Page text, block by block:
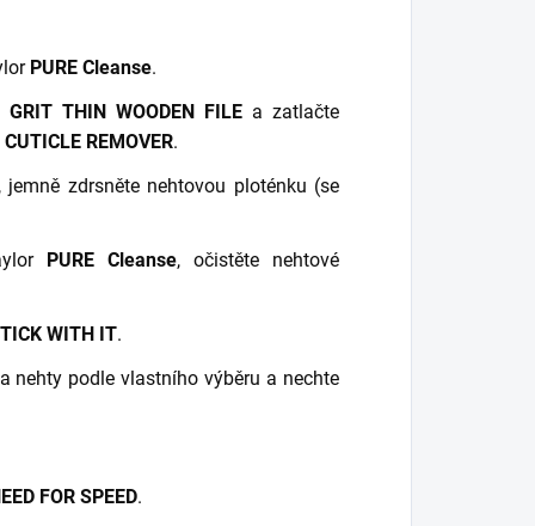
PURE Cleanse.
THIN WOODEN FILEa zatlačte
REMOVER.
jemně zdrsněte nehtovou ploténku (se
PURE Cleanse, očistěte nehtové
WITH IT.
nehty podle vlastního výběru a nechte
FOR SPEED.